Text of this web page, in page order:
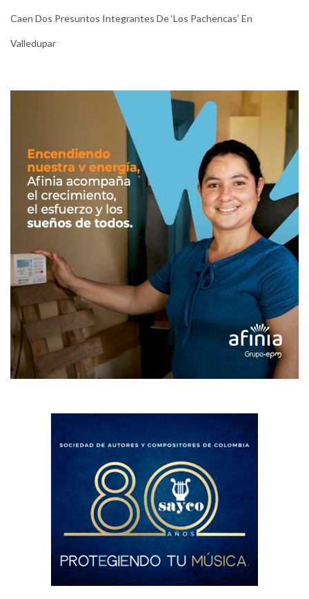
Caen Dos Presuntos Integrantes De ‘Los Pachencas’ En
Valledupar